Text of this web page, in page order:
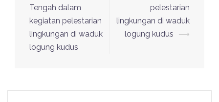
Tengah dalam
kegiatan pelestarian
lingkungan di waduk
logung kudus
pelestarian
lingkungan di waduk
logung kudus
⟶